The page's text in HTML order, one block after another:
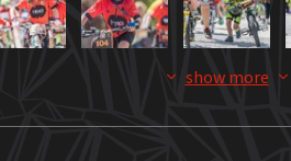
show more